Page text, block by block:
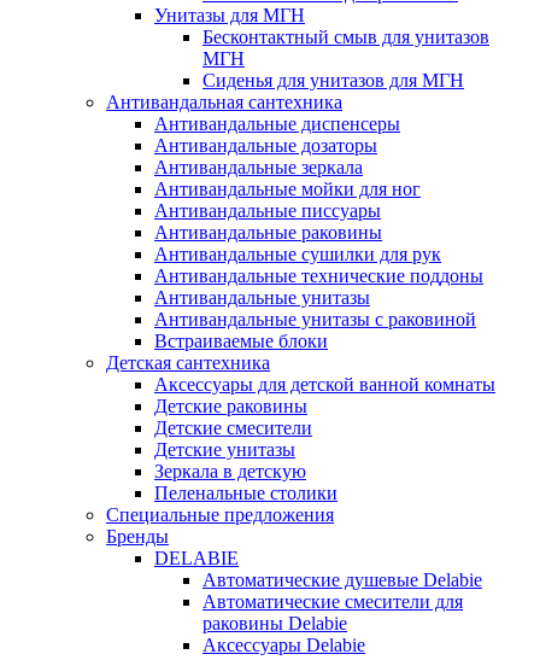
Унитазы для МГН
Бесконтактный смыв для унитазов
МГН
Сиденья для унитазов для МГН
Антивандальная сантехника
Антивандальные диспенсеры
Антивандальные дозаторы
Антивандальные зеркала
Антивандальные мойки для ног
Антивандальные писсуары
Антивандальные раковины
Антивандальные сушилки для рук
Антивандальные технические поддоны
Антивандальные унитазы
Антивандальные унитазы с раковиной
Встраиваемые блоки
Детская сантехника
Аксессуары для детской ванной комнаты
Детские раковины
Детские смесители
Детские унитазы
Зеркала в детскую
Пеленальные столики
Специальные предложения
Бренды
DELABIE
Автоматические душевые Delabie
Автоматические смесители для
раковины Delabie
Аксессуары Delabie